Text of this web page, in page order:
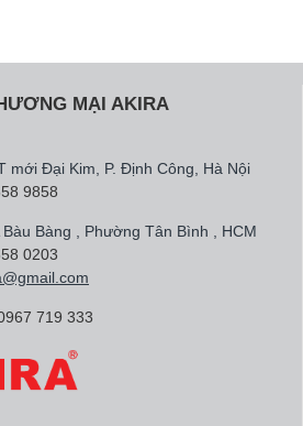
MẠI AKIRA
mới Đại Kim, P. Định Công, Hà Nội
9858
Bàu Bàng , Phường Tân Bình , HCM
0203
719 333